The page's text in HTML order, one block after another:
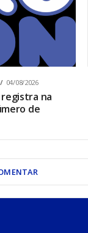
04/08/2026
registra na
de